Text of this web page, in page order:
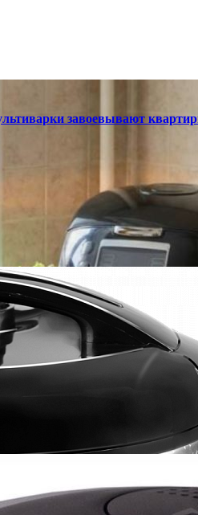
завоевывают